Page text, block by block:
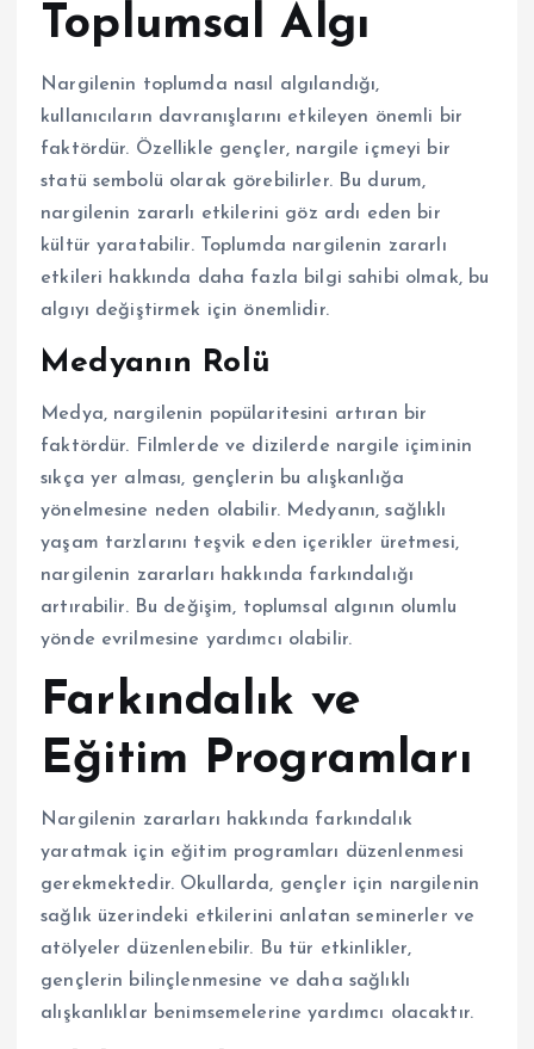
Toplumsal Algı
Nargilenin toplumda nasıl algılandığı,
kullanıcıların davranışlarını etkileyen önemli bir
faktördür. Özellikle gençler, nargile içmeyi bir
statü sembolü olarak görebilirler. Bu durum,
nargilenin zararlı etkilerini göz ardı eden bir
kültür yaratabilir. Toplumda nargilenin zararlı
etkileri hakkında daha fazla bilgi sahibi olmak, bu
algıyı değiştirmek için önemlidir.
Medyanın Rolü
Medya, nargilenin popülaritesini artıran bir
faktördür. Filmlerde ve dizilerde nargile içiminin
sıkça yer alması, gençlerin bu alışkanlığa
yönelmesine neden olabilir. Medyanın, sağlıklı
yaşam tarzlarını teşvik eden içerikler üretmesi,
nargilenin zararları hakkında farkındalığı
artırabilir. Bu değişim, toplumsal algının olumlu
yönde evrilmesine yardımcı olabilir.
Farkındalık ve
Eğitim Programları
Nargilenin zararları hakkında farkındalık
yaratmak için eğitim programları düzenlenmesi
gerekmektedir. Okullarda, gençler için nargilenin
sağlık üzerindeki etkilerini anlatan seminerler ve
atölyeler düzenlenebilir. Bu tür etkinlikler,
gençlerin bilinçlenmesine ve daha sağlıklı
alışkanlıklar benimsemelerine yardımcı olacaktır.